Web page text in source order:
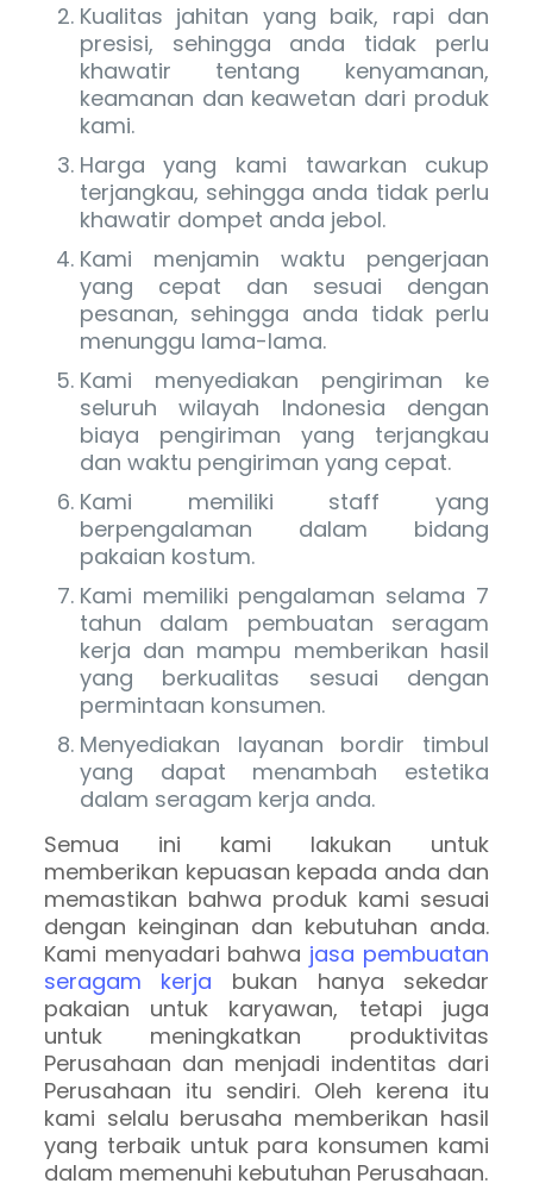
Kualitas jahitan yang baik, rapi dan
presisi, sehingga anda tidak perlu
khawatir tentang kenyamanan,
keamanan dan keawetan dari produk
kami.
Harga yang kami tawarkan cukup
terjangkau, sehingga anda tidak perlu
khawatir dompet anda jebol.
Kami menjamin waktu pengerjaan
yang cepat dan sesuai dengan
pesanan, sehingga anda tidak perlu
menunggu lama-lama.
Kami menyediakan pengiriman ke
seluruh wilayah Indonesia dengan
biaya pengiriman yang terjangkau
dan waktu pengiriman yang cepat.
Kami memiliki staff yang
berpengalaman dalam bidang
pakaian kostum.
Kami memiliki pengalaman selama 7
tahun dalam pembuatan seragam
kerja dan mampu memberikan hasil
yang berkualitas sesuai dengan
permintaan konsumen.
Menyediakan layanan bordir timbul
yang dapat menambah estetika
dalam seragam kerja anda.
Semua ini kami lakukan untuk
memberikan kepuasan kepada anda dan
memastikan bahwa produk kami sesuai
dengan keinginan dan kebutuhan anda.
Kami menyadari bahwa jasa pembuatan
seragam kerja bukan hanya sekedar
pakaian untuk karyawan, tetapi juga
untuk meningkatkan produktivitas
Perusahaan dan menjadi indentitas dari
Perusahaan itu sendiri. Oleh kerena itu
kami selalu berusaha memberikan hasil
yang terbaik untuk para konsumen kami
dalam memenuhi kebutuhan Perusahaan.